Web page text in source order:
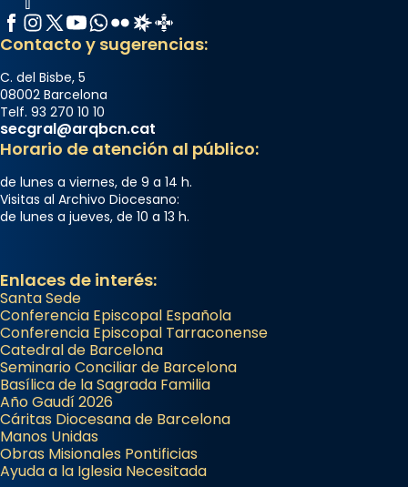
Facebook
Instagram
X / Twitter
YouTube
WhatsApp
FlickrRadio Estel
Catalunya Cristiana
Contacto y sugerencias:
C. del Bisbe, 5
08002 Barcelona
Telf. 93 270 10 10
secgral@arqbcn.cat
Horario de atención al público:
de lunes a viernes, de 9 a 14 h.
Visitas al Archivo Diocesano:
de lunes a jueves, de 10 a 13 h.
Enlaces de interés:
Santa Sede
Conferencia Episcopal Española
Conferencia Episcopal Tarraconense
Catedral de Barcelona
Seminario Conciliar de Barcelona
Basílica de la Sagrada Familia
Año Gaudí 2026
Cáritas Diocesana de Barcelona
Manos Unidas
Obras Misionales Pontificias
Ayuda a la Iglesia Necesitada